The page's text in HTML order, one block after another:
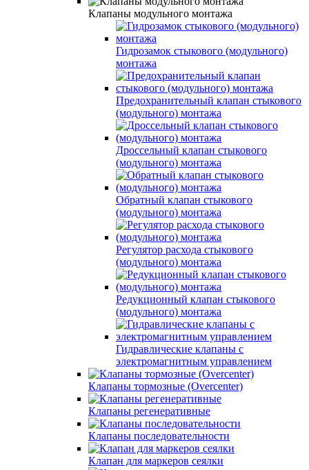
Клапаны модульного монтажа
Гидрозамок стыкового (модульного)
монтажа
Предохранительный клапан стыкового
(модульного) монтажа
Дроссельный клапан стыкового
(модульного) монтажа
Обратный клапан стыкового
(модульного) монтажа
Регулятор расхода стыкового
(модульного) монтажа
Редукционный клапан стыкового
(модульного) монтажа
Гидравлические клапаны с
электромагнитным управлением
Клапаны тормозные (Overcenter)
Клапаны регенеративные
Клапаны последовательности
Клапан для маркеров сеялки